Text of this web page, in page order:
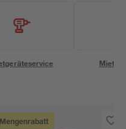
Mengenrabatt